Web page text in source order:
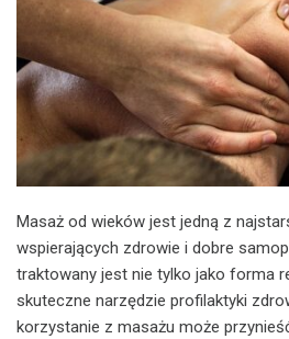
Masaż od wieków jest jedną z
wspierających zdrowie i dobre
traktowany jest nie tylko jako forma
skuteczne narzędzie profilaktyki
korzystanie z masażu może